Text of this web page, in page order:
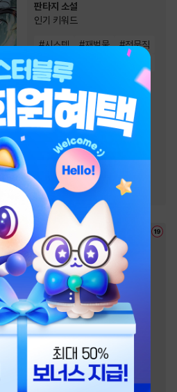
판타지 소설
인기 키워드
#시스템 #재벌물 #전문직
#환생물
#천재 #
복수물
#성장물 #
회귀물
#스포츠물 # 먼치킨
차원이동물
생존물
비장함 #게임시스템
전쟁물 #이능력
#경영/기업